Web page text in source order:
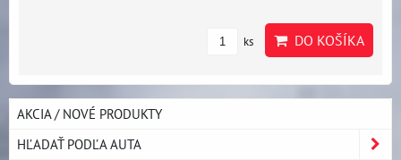
ks DO KOŠÍKA
AKCIA / NOVÉ PRODUKTY
HĽADAŤ PODĽA AUTA